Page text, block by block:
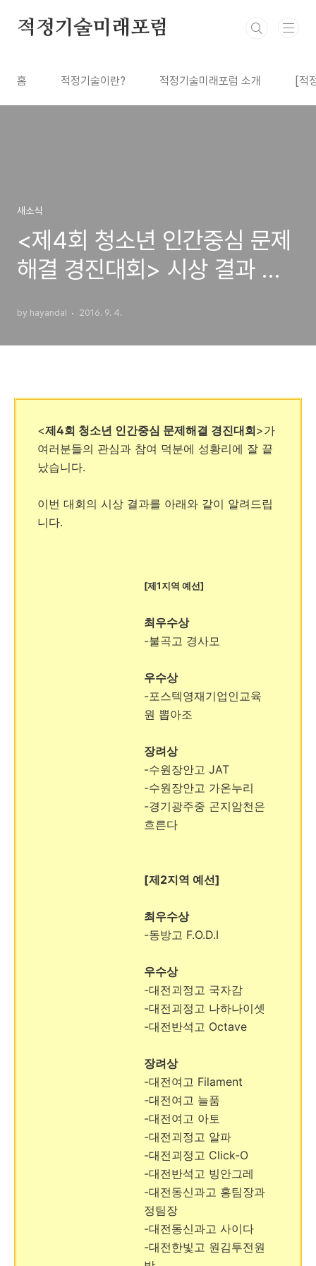
적정기술미래포럼
홈 적정기술이란? 적정기술미래포럼 소개 [적
새소식
<제4회 청소년 인간중심 문제
해결 경진대회> 시상 결과 안
by hayandal 2016. 9. 4.
<제4회 청소년 인간중심 문제해결 경진대회>가
여러분들의 관심과 참여 덕분에 성황리에 잘 끝
났습니다.
이번 대회의 시상 결과를 아래와 같이 알려드립
니다.
[제1지역 예선]
최우수상
-불곡고 경사모
우수상
-포스텍영재기업인교육
원 뽑아조
장려상
-수원장안고 JAT
-수원장안고 가온누리
-경기광주중 곤지암천은
흐른다
[제2지역 예선]
최우수상
-동방고 F.O.D.I
우수상
-대전괴정고 국자감
-대전괴정고 나하나이셋
-대전반석고 Octave
장려상
-대전여고 Filament
-대전여고 늘품
-대전여고 아토
-대전괴정고 알파
-대전괴정고 Click-O
-대전반석고 빙안그레
-대전동신과고 홍팀장과
정팀장
-대전동신과고 사이다
-대전한빛고 원김투전원